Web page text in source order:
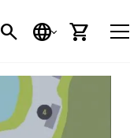
SEARCH
SPRACHE